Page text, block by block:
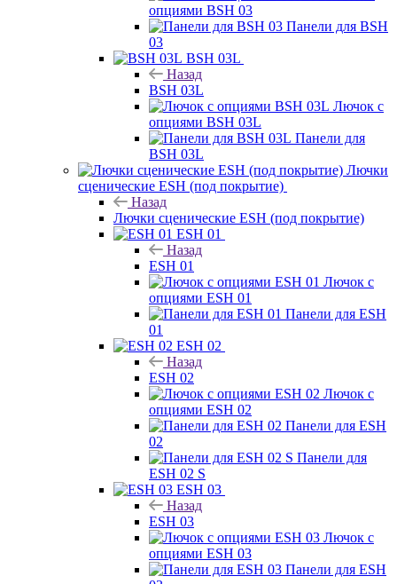
опциями BSH 03
Панели для BSH
03
BSH 03L
Назад
BSH 03L
Лючок с
опциями BSH 03L
Панели для
BSH 03L
Лючки
сценические ESH (под покрытие)
Назад
Лючки сценические ESH (под покрытие)
ESH 01
Назад
ESH 01
Лючок с
опциями ESH 01
Панели для ESH
01
ESH 02
Назад
ESH 02
Лючок с
опциями ESH 02
Панели для ESH
02
Панели для
ESH 02 S
ESH 03
Назад
ESH 03
Лючок с
опциями ESH 03
Панели для ESH